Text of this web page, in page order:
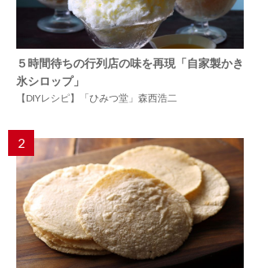
５時間待ちの行列店の味を再現「自家製かき
氷シロップ」
【DIYレシピ】「ひみつ堂」森西浩二
2